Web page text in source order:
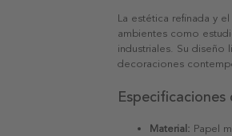
La estética refinada y
ambientes como
industriales. Su
decoraciones
Material: Papel